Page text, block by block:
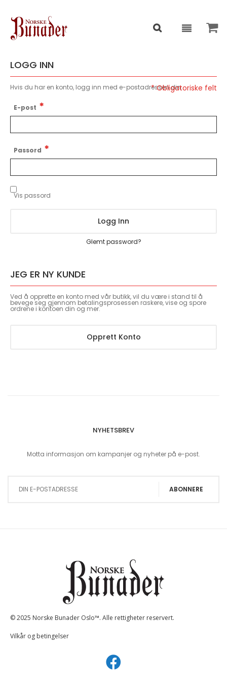
LOGG INN
Hvis du har en konto, logg inn med e-postadressen din.
E-post
Passord
Vis passord
Logg Inn
Glemt password?
JEG ER NY KUNDE
Ved å opprette en konto med vår butikk, vil du være i stand til å
bevege seg gjennom betalingsprosessen raskere, vise og spore
ordrene i kontoen din og mer.
Opprett Konto
NYHETSBREV
Motta informasjon om kampanjer og nyheter på e-post.
ABONNERE
© 2025 Norske Bunader Oslo™. Alle rettigheter reservert.
Vilkår og betingelser